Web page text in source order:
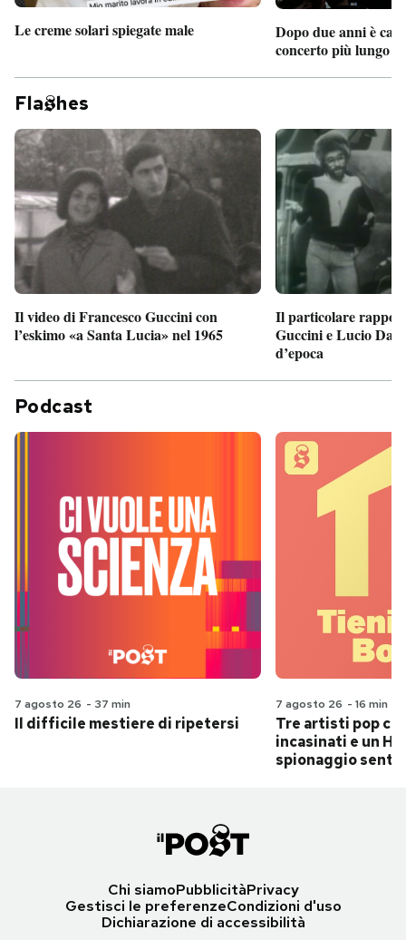
Le creme solari spiegate male
Dopo due anni è
concerto più lungo
Fla hes
Il video di Francesco Guccini con
l’eskimo «a Santa Lucia» nel 1965
Il particolare
Guccini e Lucio
d’epoca
Podcast
7 agosto 26 - 37 min
Il difficile mestiere di ripetersi
7 agosto 26 - 16 min
Tre artisti pop
incasinati e un
spionaggio
Chi siamoPubblicitàPrivacy
Gestisci le preferenzeCondizioni d'uso
Dichiarazione di accessibilità